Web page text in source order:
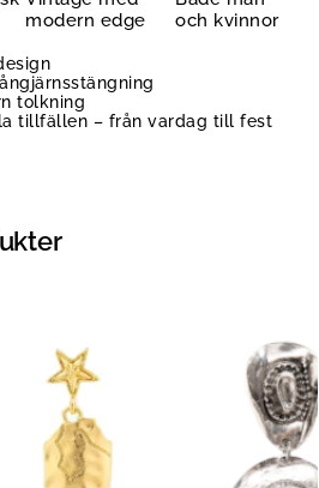
modern edge
och kvinnor
tolkning
tillfällen – från vardag till fest